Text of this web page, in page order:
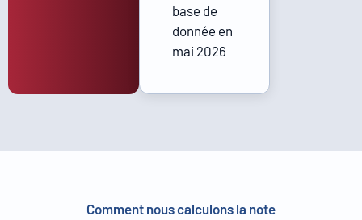
base de
donnée en
mai 2026
Comment nous calculons la note